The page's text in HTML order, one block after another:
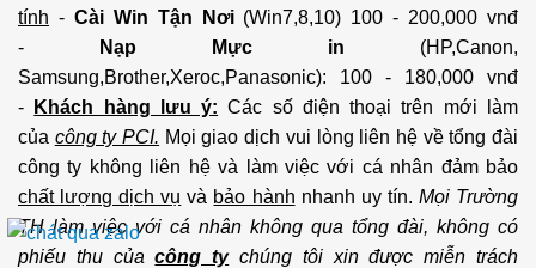
tính - Cài Win Tận Nơi(Win7,8,10) 100 - 200,000 vnđ
-
Nạp Mực in
(HP,Canon,
Samsung,Brother,Xeroc,Panasonic): 100 - 180,000 vnđ
-
Khách hàng lưu ý: Các số điện thoại trên mới làm
của công ty PCI. Mọi giao dịch vui lòng liên hệ về tổng đài
công ty không liên hệ và làm việc với cá nhân đảm bảo
chất lượng dịch vụ và bảo hành nhanh uy tín. Mọi Trường
TH làm việc với cá nhân không qua tổng đài, không có
phiếu thu củacông tychúng tôi xin được miễn trách